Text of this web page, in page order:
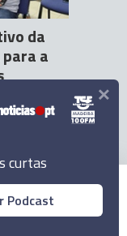
da
a
de Notícias, Lda.
curtas
Podcast
×